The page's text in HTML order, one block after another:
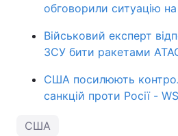
обговорили ситуацію
Військовий експерт
ЗСУ бити ракетами
США посилюють
санкцій проти Росії -
США